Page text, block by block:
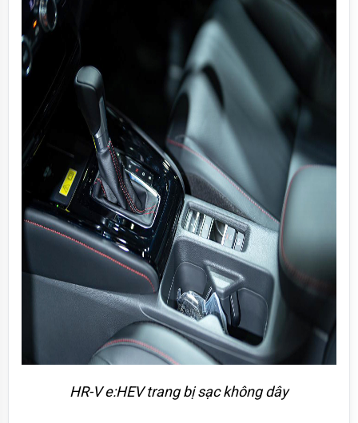
HR-V e:HEV trang bị sạc không dây